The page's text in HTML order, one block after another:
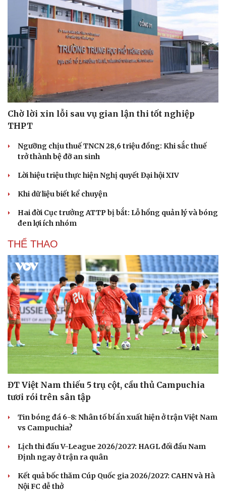
Chờ lời xin lỗi sau vụ gian lận thi tốt nghiệp
THPT
Ngưỡng chịu thuế TNCN 28,6 triệu đồng: Khi sắc thuế
trở thành bệ đỡ an sinh
Lời hiệu triệu thực hiện Nghị quyết Đại hội XIV
Khi dữ liệu biết kể chuyện
Hai đời Cục trưởng ATTP bị bắt: Lỗ hổng quản lý và bóng
đen lợi ích nhóm
THỂ THAO
ĐT Việt Nam thiếu 5 trụ cột, cầu thủ Campuchia
tươi rói trên sân tập
Tin bóng đá 6-8: Nhân tố bí ẩn xuất hiện ở trận Việt Nam
vs Campuchia?
Lịch thi đấu V-League 2026/2027: HAGL đối đầu Nam
Định ngay ở trận ra quân
Kết quả bốc thăm Cúp Quốc gia 2026/2027: CAHN và Hà
Nội FC dễ thở